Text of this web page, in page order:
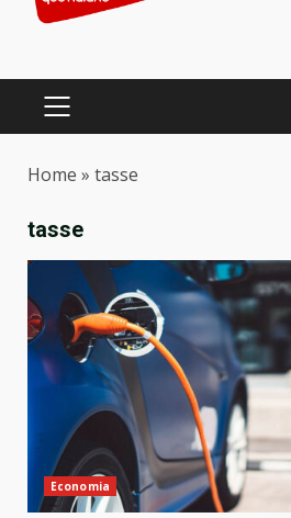
PRIMARY
Home » tasse
tasse
Economia